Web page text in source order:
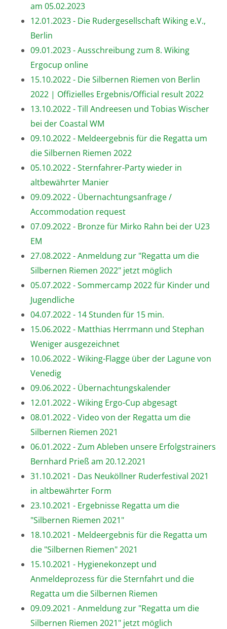
am 05.02.2023
12.01.2023 - Die Rudergesellschaft Wiking e.V.,
Berlin
09.01.2023 - Ausschreibung zum 8. Wiking
Ergocup online
15.10.2022 - Die Silbernen Riemen von Berlin
2022 | Offizielles Ergebnis/Official result 2022
13.10.2022 - Till Andreesen und Tobias Wischer
bei der Coastal WM
09.10.2022 - Meldeergebnis für die Regatta um
die Silbernen Riemen 2022
05.10.2022 - Sternfahrer-Party wieder in
altbewährter Manier
09.09.2022 - Übernachtungsanfrage /
Accommodation request
07.09.2022 - Bronze für Mirko Rahn bei der U23
EM
27.08.2022 - Anmeldung zur "Regatta um die
Silbernen Riemen 2022" jetzt möglich
05.07.2022 - Sommercamp 2022 für Kinder und
Jugendliche
04.07.2022 - 14 Stunden für 15 min.
15.06.2022 - Matthias Herrmann und Stephan
Weniger ausgezeichnet
10.06.2022 - Wiking-Flagge über der Lagune von
Venedig
09.06.2022 - Übernachtungskalender
12.01.2022 - Wiking Ergo-Cup abgesagt
08.01.2022 - Video von der Regatta um die
Silbernen Riemen 2021
06.01.2022 - Zum Ableben unsere Erfolgstrainers
Bernhard Prieß am 20.12.2021
31.10.2021 - Das Neuköllner Ruderfestival 2021
in altbewährter Form
23.10.2021 - Ergebnisse Regatta um die
"Silbernen Riemen 2021"
18.10.2021 - Meldeergebnis für die Regatta um
die "Silbernen Riemen" 2021
15.10.2021 - Hygienekonzept und
Anmeldeprozess für die Sternfahrt und die
Regatta um die Silbernen Riemen
09.09.2021 - Anmeldung zur "Regatta um die
Silbernen Riemen 2021" jetzt möglich